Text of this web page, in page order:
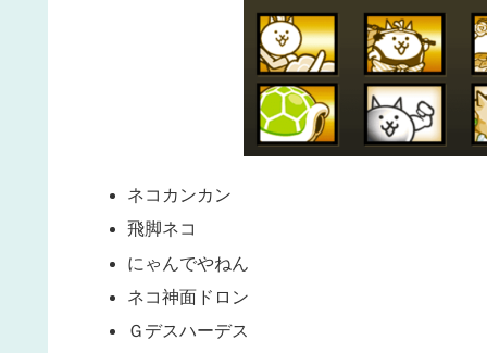
ネコカンカン
飛脚ネコ
にゃんでやねん
ネコ神面ドロン
Ｇデスハーデス